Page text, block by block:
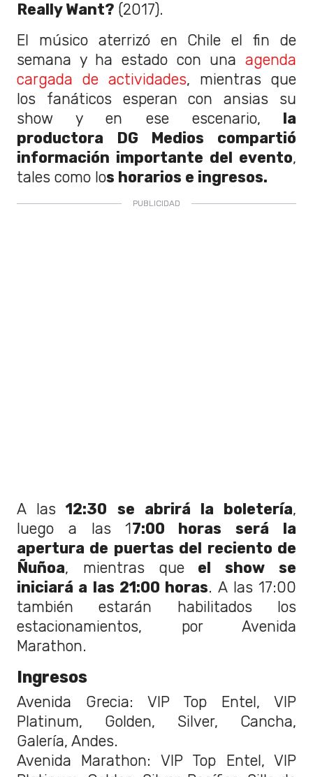
Really Want? (2017).
El músico aterrizó en Chile el fin de
semana y ha estado con una agenda
cargada de actividades, mientras que
los fanáticos esperan con ansias su
show y en ese escenario, la
productora DG Medios compartió
información importante del evento,
tales como los horarios e ingresos.
A las 12:30 se abrirá la boletería,
luego a las 1 7:00 horas será la
apertura de puertas del reciento de
Ñuñoa, mientras queel show se
iniciará a las 21:00 horas. A las 17:00
también estarán habilitados los
estacionamientos, por Avenida
Marathon.
Ingresos
Avenida Grecia: VIP Top Entel, VIP
Platinum, Golden, Silver, Cancha,
Galería, Andes.
Avenida Marathon: VIP Top Entel, VIP